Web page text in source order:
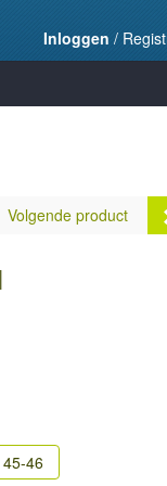
Inloggen /
Volgende product
45-46